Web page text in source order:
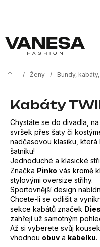
Domů
/ Ženy / Bundy,
Kabáty
Chystáte se do divadla,
svršek přes šaty či
nadčasovou klasiku,
šatníku!
Jednoduché a klasické
Značka Pinko vás kromě
stylovými oversize střihy.
Sportovnější design
Chcete-li se odlišit a
sekce kabátů značek
zahřejí už samotným
Až si vyberete svůj
vhodnou obuv a kabelku.
š
o
o
t
ř
e
b
u
j
e
t
e